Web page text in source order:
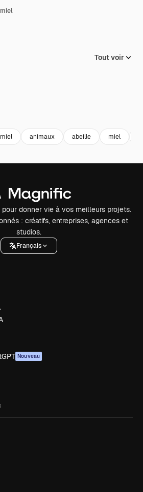
Tout voir
animaux abeille miel
donner vie à vos meilleurs projets.
: créatifs, entreprises, agences et
studios.
Français
Nouveau